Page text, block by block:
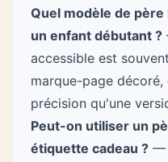
Quel modèle de
un enfant débutant ?
accessible est
marque-page
précision qu'une
Peut-on utiliser un
étiquette cadeau ? —